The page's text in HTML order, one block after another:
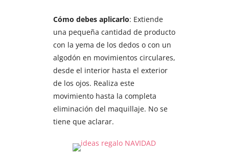
Cómo debes aplicarlo: Extiende
una pequeña cantidad de producto
con la yema de los dedos o con un
algodón en movimientos circulares,
desde el interior hasta el exterior
de los ojos. Realiza este
movimiento hasta la completa
eliminación del maquillaje. No se
tiene que aclarar.